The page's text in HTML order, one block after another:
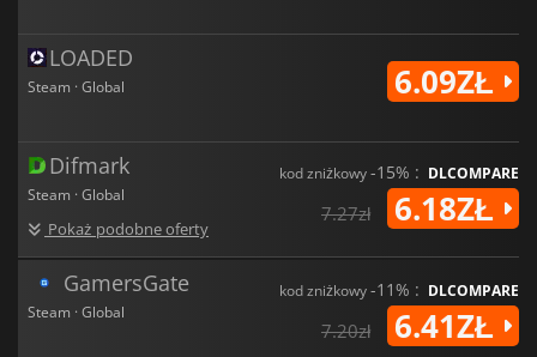
LOADED
Steam · Global 6.09ZŁ
Difmark
Steam · Global
Pokaż podobne oferty
kod zniżkowy-15% : DLCOMPARE
7.27zł 6.18ZŁ
GamersGate
Steam · Global
kod zniżkowy-11% : DLCOMPARE
7.20zł 6.41ZŁ